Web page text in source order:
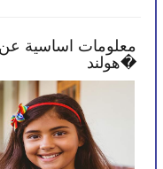
أكثر انخراطًا في